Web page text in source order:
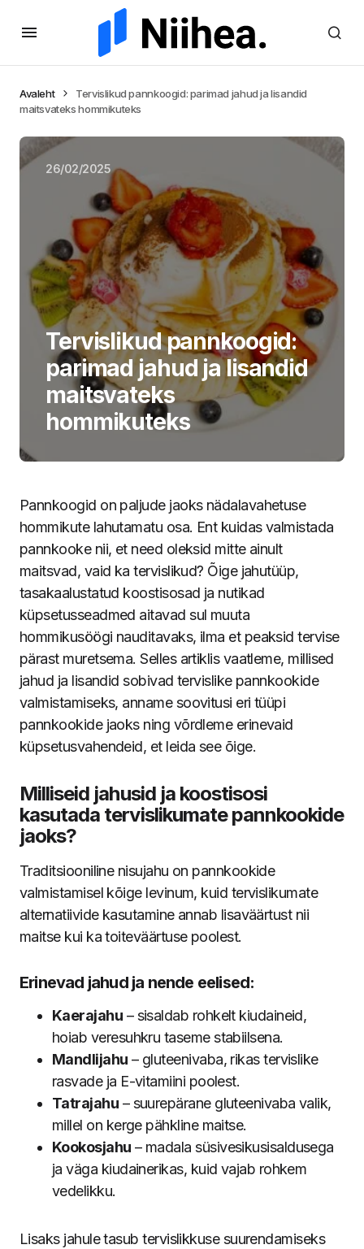
Avaleht
Tervislikud pannkoogid: parimad jahud ja lisandid
maitsvateks hommikuteks
26/02/2025
Tervislikud pannkoogid:
parimad jahud ja lisandid
maitsvateks
hommikuteks
Pannkoogid on paljude jaoks nädalavahetuse
hommikute lahutamatu osa. Ent kuidas valmistada
pannkooke nii, et need oleksid mitte ainult
maitsvad, vaid ka tervislikud? Õige jahutüüp,
tasakaalustatud koostisosad ja nutikad
küpsetusseadmed aitavad sul muuta
hommikusöögi nauditavaks, ilma et peaksid tervise
pärast muretsema. Selles artiklis vaatleme, millised
jahud ja lisandid sobivad tervislike pannkookide
valmistamiseks, anname soovitusi eri tüüpi
pannkookide jaoks ning võrdleme erinevaid
küpsetusvahendeid, et leida see õige.
Milliseid jahusid ja koostisosi
kasutada tervislikumate pannkookide
jaoks?
Traditsiooniline nisujahu on pannkookide
valmistamisel kõige levinum, kuid tervislikumate
alternatiivide kasutamine annab lisaväärtust nii
maitse kui ka toiteväärtuse poolest.
Erinevad jahud ja nende eelised:
Kaerajahu – sisaldab rohkelt kiudaineid,
hoiab veresuhkru taseme stabiilsena.
Mandlijahu – gluteenivaba, rikas tervislike
rasvade ja E-vitamiini poolest.
Tatrajahu – suurepärane gluteenivaba valik,
millel on kerge pähkline maitse.
Kookosjahu – madala süsivesikusisaldusega
ja väga kiudainerikas, kuid vajab rohkem
vedelikku.
Lisaks jahule tasub tervislikkuse suurendamiseks